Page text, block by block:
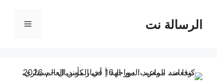
المحتوىالرسالة نت القائمة